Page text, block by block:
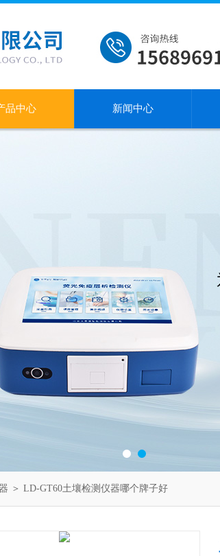
品中心 新闻中心
＞ LD-GT60土壤检测仪器哪个牌子好